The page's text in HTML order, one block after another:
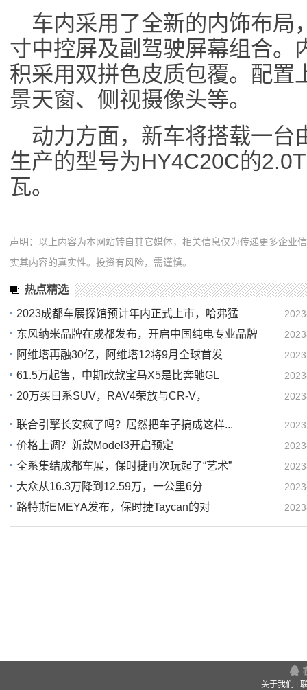
车内采用了全新的内饰布局
寸中控屏及副驾驶屏幕组合。
积采用双拼色皮质包覆。配置
景天窗、侧视摄像头等。
动力方面，新车将搭载一台
生产的型号为HY4C20C的
瓦。
声明：以上内容为本网站转自其它媒体，相关信息仅为传递更多企业
实其内容的真实性。投资有风险，需谨慎。
热点精选
2023成都车展探馆预计年内正式上市，哈弗猛
东风纳米品牌在成都发布，开启中国纯电专业品牌
阿维塔再融30亿，阿维塔12将9月全球首发
61.5万起售，中期改款宝马X5是比奔驰GL
20万买日系SUV，RAV4荣放与CR-V，
联合引擎长安疯了吗？居然把车子搞成这样...
价格上调？新款Model3开启预定
全系集结成都车展，保时捷再次玩起了“艺术”
大众从16.3万降到12.59万，一公里6分
路特斯EMEYA发布，保时捷Taycan的对
关于我们